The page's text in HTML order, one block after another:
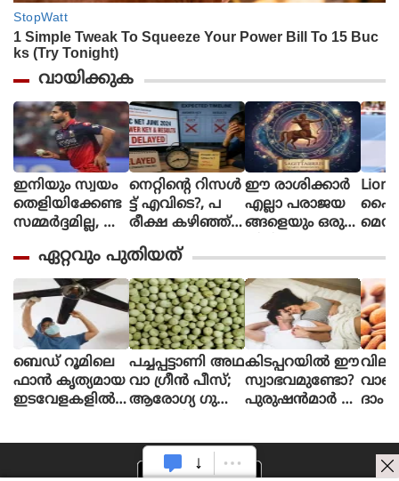
വായിക്കുക
ഇനിയും സ്വയം
തെളിയിക്കേണ്ട
സമ്മർദ്ദമില്ല, അ
ഭിച്ചാൽ സ
ന്തോഷം അത്ര
മാത്രം : ഭുവ
നേശ്വർ കുമാർ
നെറ്റിൻ്റെ റിസൾ
ട്ട് എവിടെ?, പ
രീക്ഷ കഴിഞ്ഞ്
ഒരു മാസ
മായിട്ടും ഉത്തര
സൂചിക
പോലുമില്ല, ആ
ശങ്കയിൽ
വിദ്യാർഥികൾ
ഈ രാശിക്കാര്‍
എല്ലാ പരാജയ
ങ്ങളെയും ഒരു
വാക്കി മാറ്റുന്നു
ഏറ്റവും പുതിയത്
ബെഡ് റൂമിലെ
ഫാൻ കൃത്യമായ
ഇടവേളകളിൽ
യാക്കാറുണ്ടോ?
പച്ചപ്പട്ടാണി അഥ
വാ ഗ്രീൻ പീസ്;
ആരോഗ്യ ഗുണ
കിടപ്പറയിൽ ഈ
സ്വാഭവമുണ്ടോ?
പുരുഷൻമാർ ശ്ര
വില
ദാം